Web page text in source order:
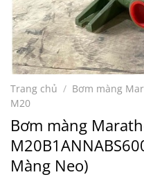
Trang chủ / Bơm màng
M20
Bơm màng
Màng Neo)